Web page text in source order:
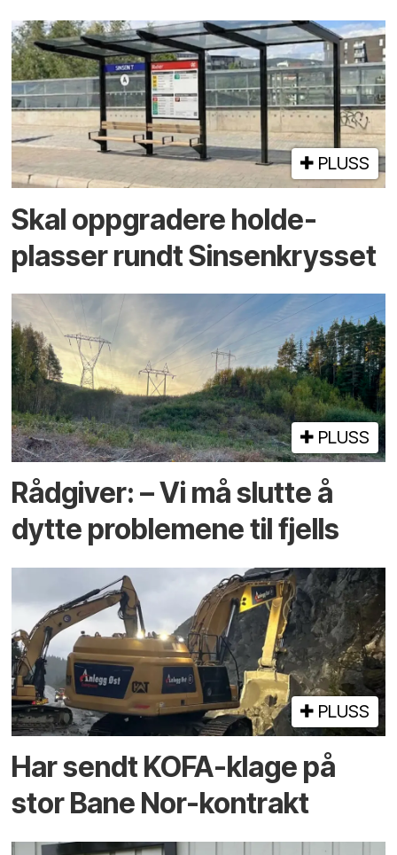
PLUSS
Skal oppgradere holde­
plasser rundt Sinsenkrysset
PLUSS
Rådgiver: – Vi må slutte å
dytte problemene til fjells
PLUSS
Har sendt KOFA-klage på
stor Bane Nor-kontrakt